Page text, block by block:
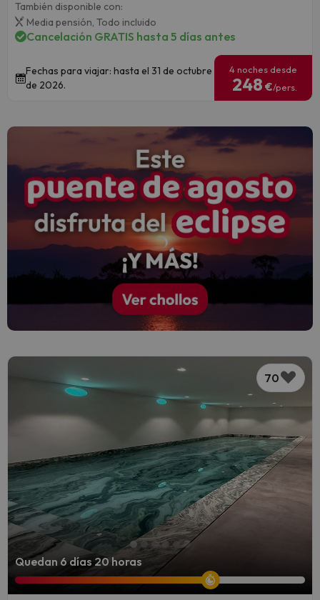
También disponible con:
Media pensión, Todo incluido
Cancelación GRATIS hasta 5 días antes
Fechas para viajar: hasta el 31 de octubre
de 2026.
4 noches desde
248 €/pers.
70
Quedan 6 días 20 horas